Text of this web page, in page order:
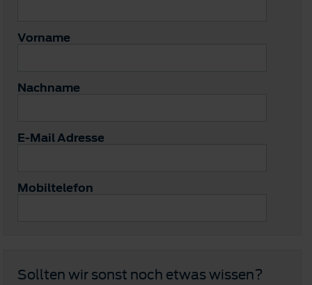
Vorname
Nachname
E-Mail Adresse
Mobiltelefon
Sollten wir sonst noch etwas wissen?